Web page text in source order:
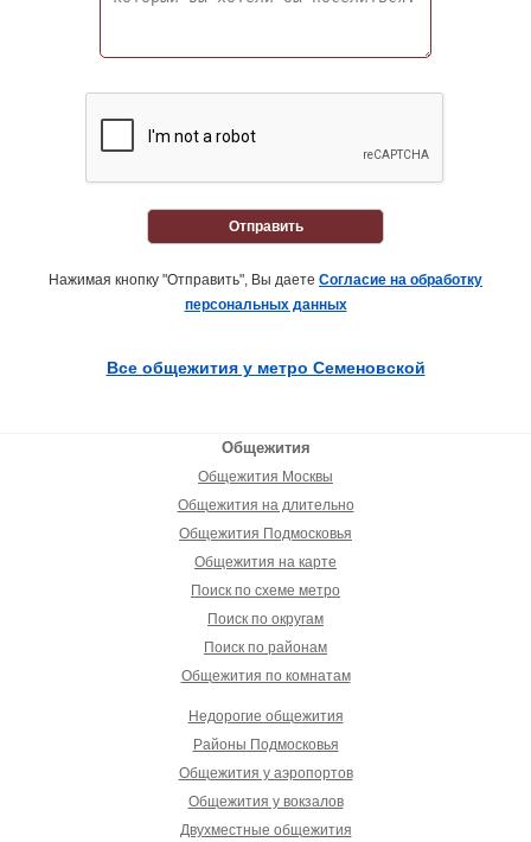
Отправить
Нажимая кнопку "Отправить", Вы даете Согласие на обработку
персональных данных
Все общежития у метро Семеновской
Общежития
Общежития Москвы
Общежития на длительно
Общежития Подмосковья
Общежития на карте
Поиск по схеме метро
Поиск по округам
Поиск по районам
Общежития по комнатам
Недорогие общежития
Районы Подмосковья
Общежития у аэропортов
Общежития у вокзалов
Двухместные общежития